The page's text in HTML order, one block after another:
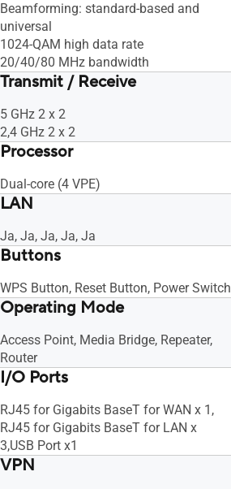
Beamforming: standard-based and
universal
1024-QAM high data rate
20/40/80 MHz bandwidth
Transmit / Receive
5 GHz 2 x 2
2,4 GHz 2 x 2
Processor
Dual-core (4 VPE)
LAN
Ja, Ja, Ja, Ja, Ja
Buttons
WPS Button, Reset Button, Power Switch
Operating Mode
Access Point, Media Bridge, Repeater,
Router
I/O Ports
RJ45 for Gigabits BaseT for WAN x 1,
RJ45 for Gigabits BaseT for LAN x
3,USB Port x1
VPN